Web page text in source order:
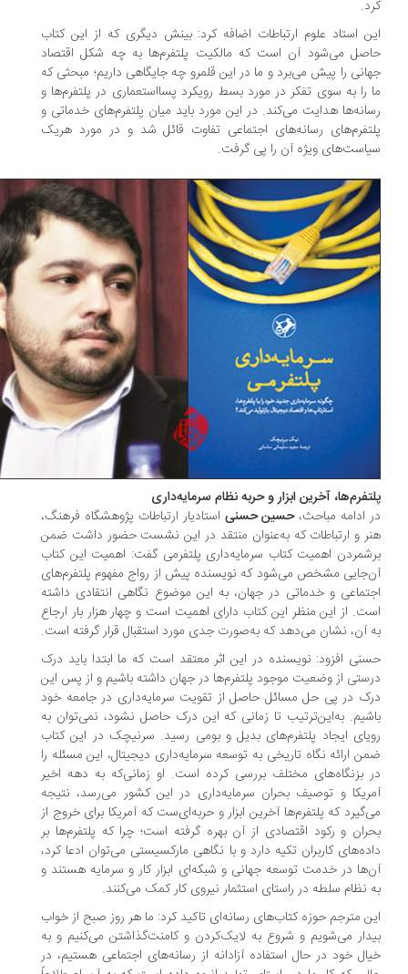
استاد علوم ارتباطات اضافه کرد: بینش دیگری که از این کتاب
می‌‌شود آن است که مالکیت پلتفرم‌ها به چه شکل اقتصاد
را پیش می‌برد و ما در این قلمرو چه جایگاهی داریم؛ مبحثی که
را به سوی تفکر در مورد بسط رویکرد پسااستعماری در پلتفرم‌ها و
هدایت می‌کند. در این مورد باید میان پلتفرم‌های خدماتی و
رسانه‌های اجتماعی تفاوت قائل شد و در مورد هریک
ویژه آن را پی گرفت.
آخرین ابزار و حربه نظام سرمایه‌داری
ادامه مباحث،حسین حسنیاستادیار ارتباطات پژوهشگاه فرهنگ،
و ارتباطات که به‌عنوان منتقد در این نشست حضور داشت ضمن
اهمیت کتاب سرمایه‌داری پلتفرمی گفت: اهمیت این کتاب
مشخص می‌شود که نویسنده پیش از رواج مفهوم پلتفرم‌های
و خدماتی در جهان، به این موضوع نگاهی انتقادی داشته
از این منظر این کتاب دارای اهمیت است و چهار هزار بار ارجاع
آن، نشان می‌دهد که به‌صورت جدی مورد استقبال قرار گرفته است.
افزود: نویسنده در این اثر معتقد است که ما ابتدا باید درک
از وضعیت موجود پلتفرم‌ها در جهان داشته باشیم و از پس این
در پی حل مسائل حاصل از تقویت سرمایه‌داری در جامعه خود
به‌این‌ترتیب تا زمانی که این درک حاصل نشود، نمی‌توان به
ایجاد پلتفرم‌های بدیل و بومی رسید. سرنیچک در این کتاب
ارائه نگاه تاریخی به توسعه سرمایه‌داری دیجیتال، این مسئله را
بزنگاه‌های مختلف بررسی کرده است. او زمانی‌که به دهه اخیر
و توصیف بحران سرمایه‌داری در این کشور می‌رسد، نتیجه
که پلتفرم‌ها آخرین ابزار و حربه‌ای‌ست که آمریکا برای خروج از
و رکود اقتصادی از آن بهره گرفته است؛ چرا که پلتفرم‌ها بر
کاربران تکیه دارد و با نگاهی مارکسیستی می‌توان ادعا کرد،
در خدمت توسعه جهانی و شبکه‌‌ای ابزار کار و سرمایه هستند و
نظام سلطه در راستای استثمار نیروی کار کمک می‌کنند.
مترجم حوزه کتاب‌های رسانه‌ای تاکید کرد: ما هر روز صبح از خواب
می‌شویم و شروع به لایک‌کردن و کامنت‌گذاشتن می‌کنیم و به
خود در حال استفاده آزادانه از رسانه‌های اجتماعی هستیم، در